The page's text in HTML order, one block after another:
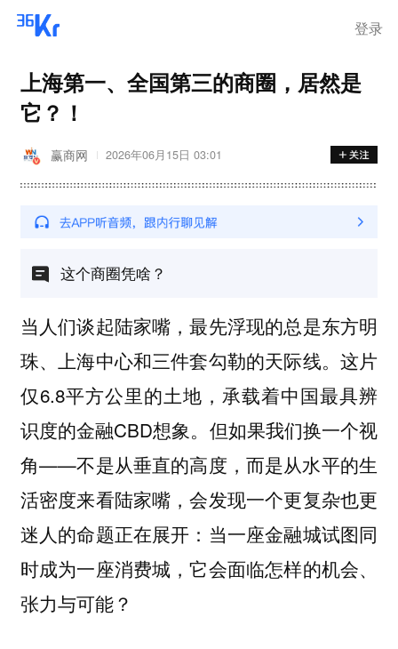
登录
上海第一、全国第三的商圈，居然是
它？！
赢商网 2026年06月15日 03:01
这个商圈凭啥？
当人们谈起陆家嘴，最先浮现的总是东方明
珠、上海中心和三件套勾勒的天际线。这片
仅6.8平方公里的土地，承载着中国最具辨
识度的金融CBD想象。但如果我们换一个视
角——不是从垂直的高度，而是从水平的生
活密度来看陆家嘴，会发现一个更复杂也更
迷人的命题正在展开： 当一座金融城试图同
时成为一座消费城，它会面临怎样的机会、
张力与可能？